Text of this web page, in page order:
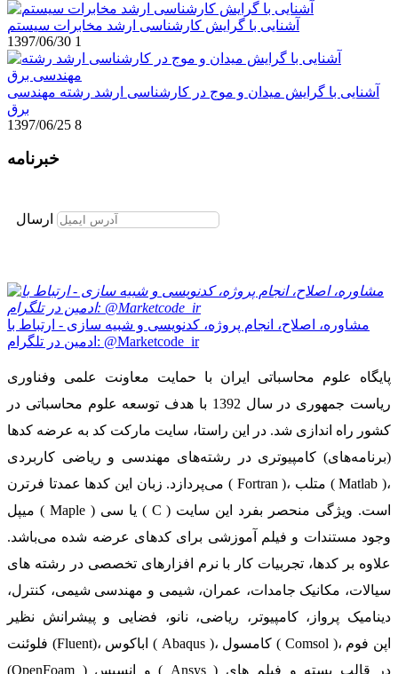
آشنایی با گرایش کارشناسی ارشد مخابرات سیستم
1397/06/30 1
آشنایی با گرایش میدان و موج در کارشناسی ارشد رشته مهندسی
برق
1397/06/25 8
خبرنامه
ارسال
مشاوره، اصلاح، انجام پروژه، کدنویسی و شبیه سازی - ارتباط با
ادمین در تلگرام: @Marketcode_ir
پایگاه علوم محاسباتی ایران با حمایت معاونت علمی وفناوری
ریاست جمهوری در سال 1392 با هدف توسعه علوم محاسباتی در
کشور راه اندازی شد. در این راستا، سایت مارکت کد به عرضه کدها
(برنامه‌های) کامپیوتری در رشته‌های مهندسی و ریاضی کاربردی
می‌پردازد. زبان این کدها عمدتا فرترن ( Fortran )، متلب ( Matlab )،
میپل ( Maple ) یا سی ( C ) است. ویژگی منحصر بفرد این سایت
وجود مستندات و فیلم آموزشی برای کدهای عرضه شده می‌باشد.
علاوه بر کدها، تجربیات کار با نرم افزارهای تخصصی در رشته های
سیالات، مکانیک جامدات، عمران، شیمی و مهندسی شیمی، کنترل،
دینامیک پرواز، کامپیوتر، ریاضی، نانو، فضایی و پیشرانش نظیر
فلوئنت (Fluent)، اباکوس ( Abaqus )، کامسول ( Comsol )، اپن فوم
(OpenFoam ) و انسیس ( Ansys ) در قالب بسته‌ و فیلم های